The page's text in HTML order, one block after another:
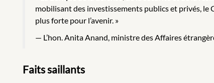
mobilisant des investissements publics et privés, le
plus forte pour l’avenir. »
L’hon. Anita Anand, ministre des Affaires
Faits saillants